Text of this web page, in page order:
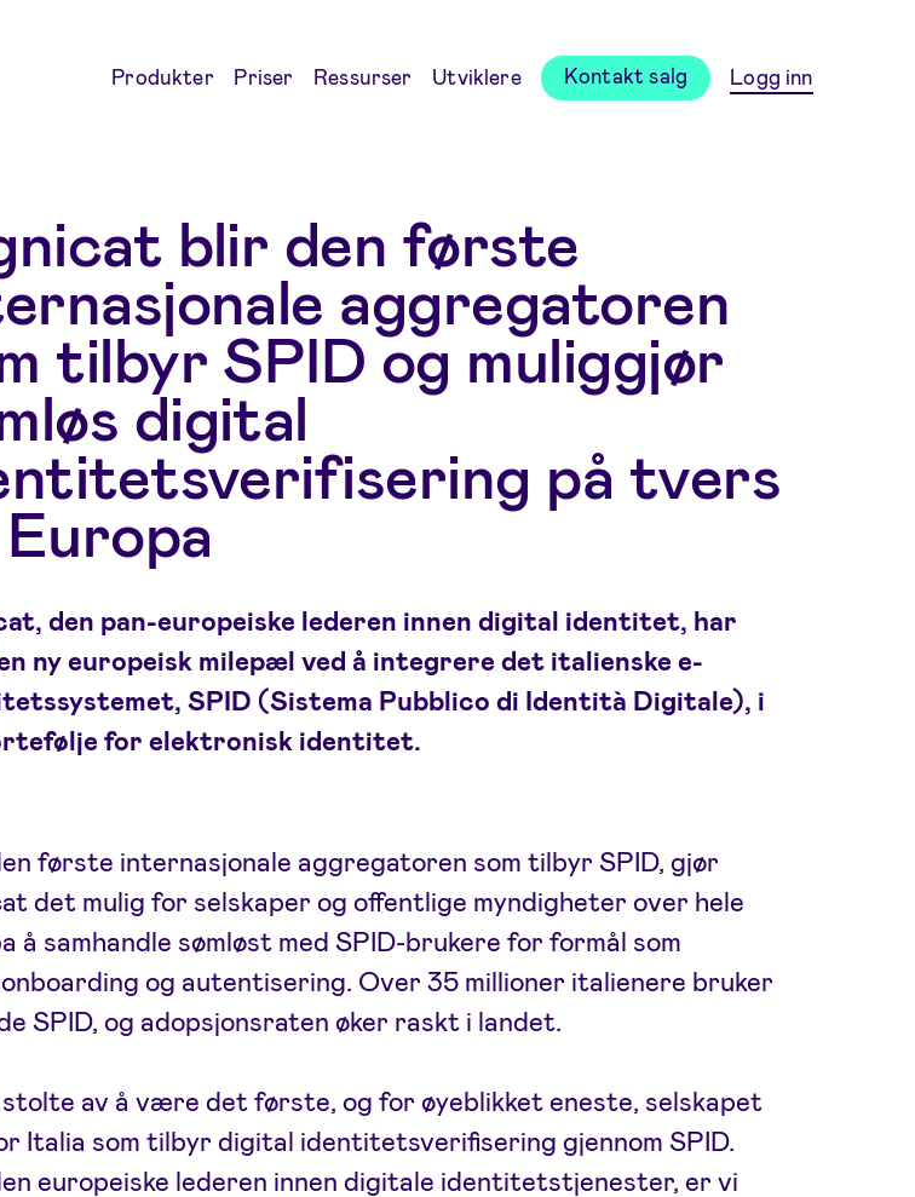
Produkter Priser Ressurser Utviklere Kontakt salg Logg inn
blir den første
aggregatoren
tilbyr SPID og muliggjør
digital
på tvers
den pan-europeiske lederen innen digital identitet, har
ny europeisk milepæl ved å integrere det italienske e-
SPID (Sistema Pubblico di Identità Digitale), i
for elektronisk identitet.
første internasjonale aggregatoren som tilbyr SPID, gjør
det mulig for selskaper og offentlige myndigheter over hele
å samhandle sømløst med SPID-brukere for formål som
og autentisering. Over 35 millioner italienere bruker
SPID, og adopsjonsraten øker raskt i landet.
av å være det første, og for øyeblikket eneste, selskapet
Italia som tilbyr digital identitetsverifisering gjennom SPID.
europeiske lederen innen digitale identitetstjenester, er vi